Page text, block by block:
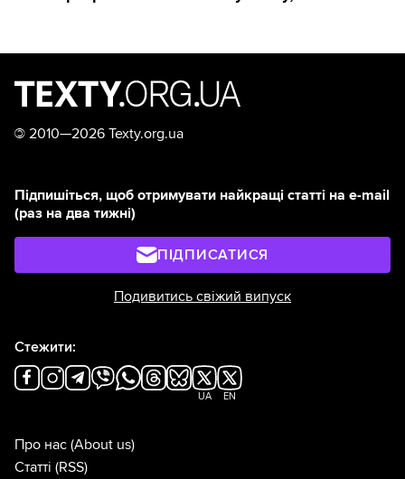
© 2010—2026 Texty.org.ua
Підпишіться, щоб отримувати найкращі статті на e-mail
(раз на два тижні)
ПІДПИСАТИСЯ
Подивитись свіжий випуск
Стежити:
UA EN
Про нас (About us)
Статті (RSS)